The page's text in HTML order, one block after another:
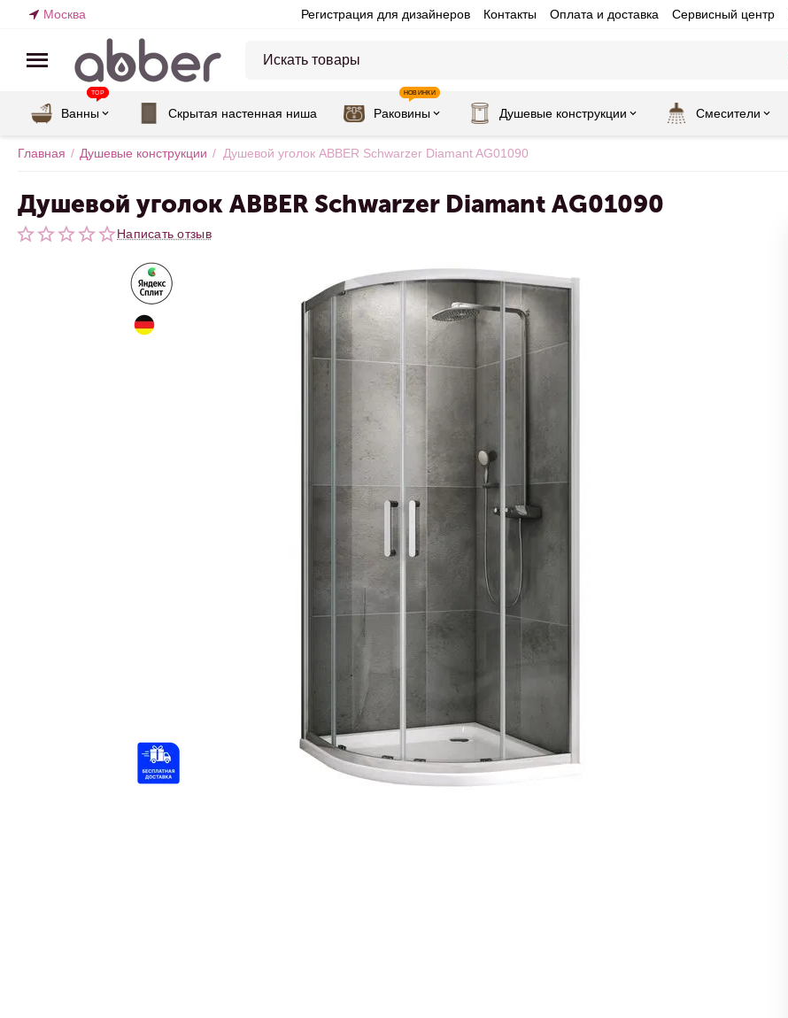
Москва Регистрация для дизайнеров Контакты Оплата и доставка Сервисный центр
Ванны
TOP
Скрытая настенная ниша Раковины
НОВИНКИ
Душевые конструкции Смесители
Главная / Душевые конструкции / Душевой уголок ABBER Schwarzer Diamant AG01090
Душевой уголок ABBER Schwarzer Diamant AG01090
Написать отзыв